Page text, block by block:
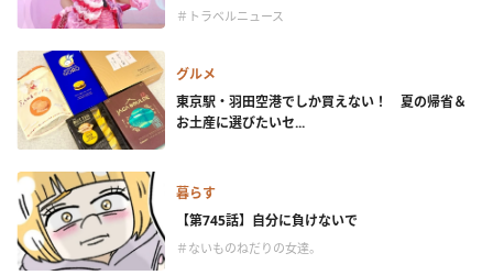
＃トラベルニュース
グルメ
東京駅・羽田空港でしか買えない！ 夏の帰省＆
お土産に選びたいセ...
暮らす
【第745話】自分に負けないで
＃ないものねだりの女達。